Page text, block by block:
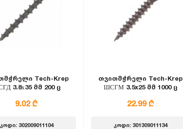
Tech-Krep
3.8х35 მმ 200 ც
9.02 ₾
კოდი: 302009011104
თვითმჭრელი Tech-Krep
ШСГМ 3.5x25 მმ 1000 ც
22.99 ₾
კოდი: 301309011134